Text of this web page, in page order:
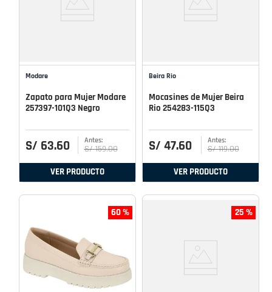
Modare
Zapato para Mujer Modare
257397-101Q3 Negro
S/ 63.60 S/ 159.00
VER PRODUCTO
Beira Rio
Mocasines de Mujer Beira
Rio 254283-115Q3
S/ 47.60 S/ 119.00
VER PRODUCTO
60 % 25 %